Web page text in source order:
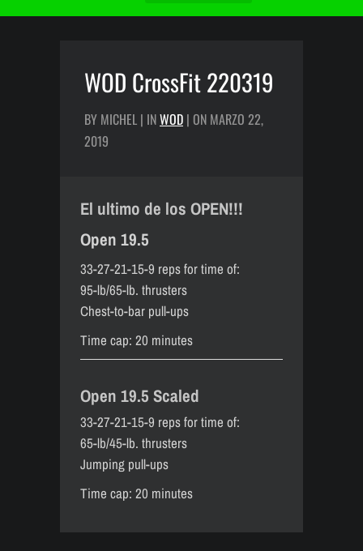
WOD CrossFit 220319
BY MICHEL | INWOD | ON MARZO 22,
2019
El ultimo de los OPEN!!!
Open 19.5
33-27-21-15-9 reps for time of:
95-lb/65-lb. thrusters
Chest-to-bar pull-ups
Time cap: 20 minutes
Open 19.5 Scaled
33-27-21-15-9 reps for time of:
65-lb/45-lb. thrusters
Jumping pull-ups
Time cap: 20 minutes